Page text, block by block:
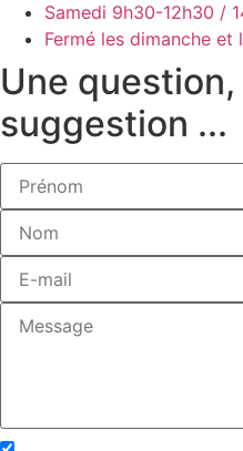
Samedi 9h30-12h30 /
Fermé les dimanche et
Une question,
suggestion ...